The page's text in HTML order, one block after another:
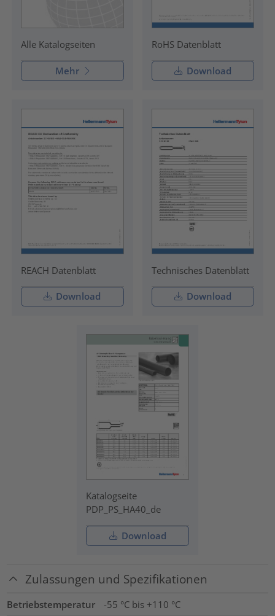
Alle Katalogseiten
Mehr
RoHS Datenblatt
Download
REACH Datenblatt
Download
Technisches Datenblatt
Download
Katalogseite
PDP_PS_HA40_de
Download
Zulassungen und Spezifikationen
Betriebstemperatur
-55 °C bis +110 °C